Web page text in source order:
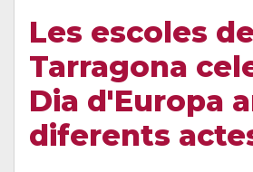
Les escoles
Tarragona
Dia d'Europa
diferents